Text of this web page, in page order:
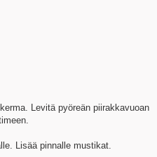
Levitä pyöreän piirakkavuoan
Lisää pinnalle mustikat.